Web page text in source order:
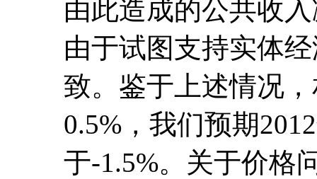
由此造成的公共收
由于试图支持实体
致。鉴于上述情况
0.5%，我们预期
于-1.5%。关于价格